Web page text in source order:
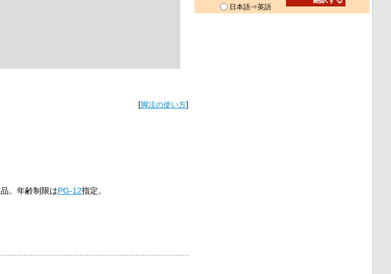
[脚注の使い方]
。年齢制限はPG-12指定。
日本語⇒英語